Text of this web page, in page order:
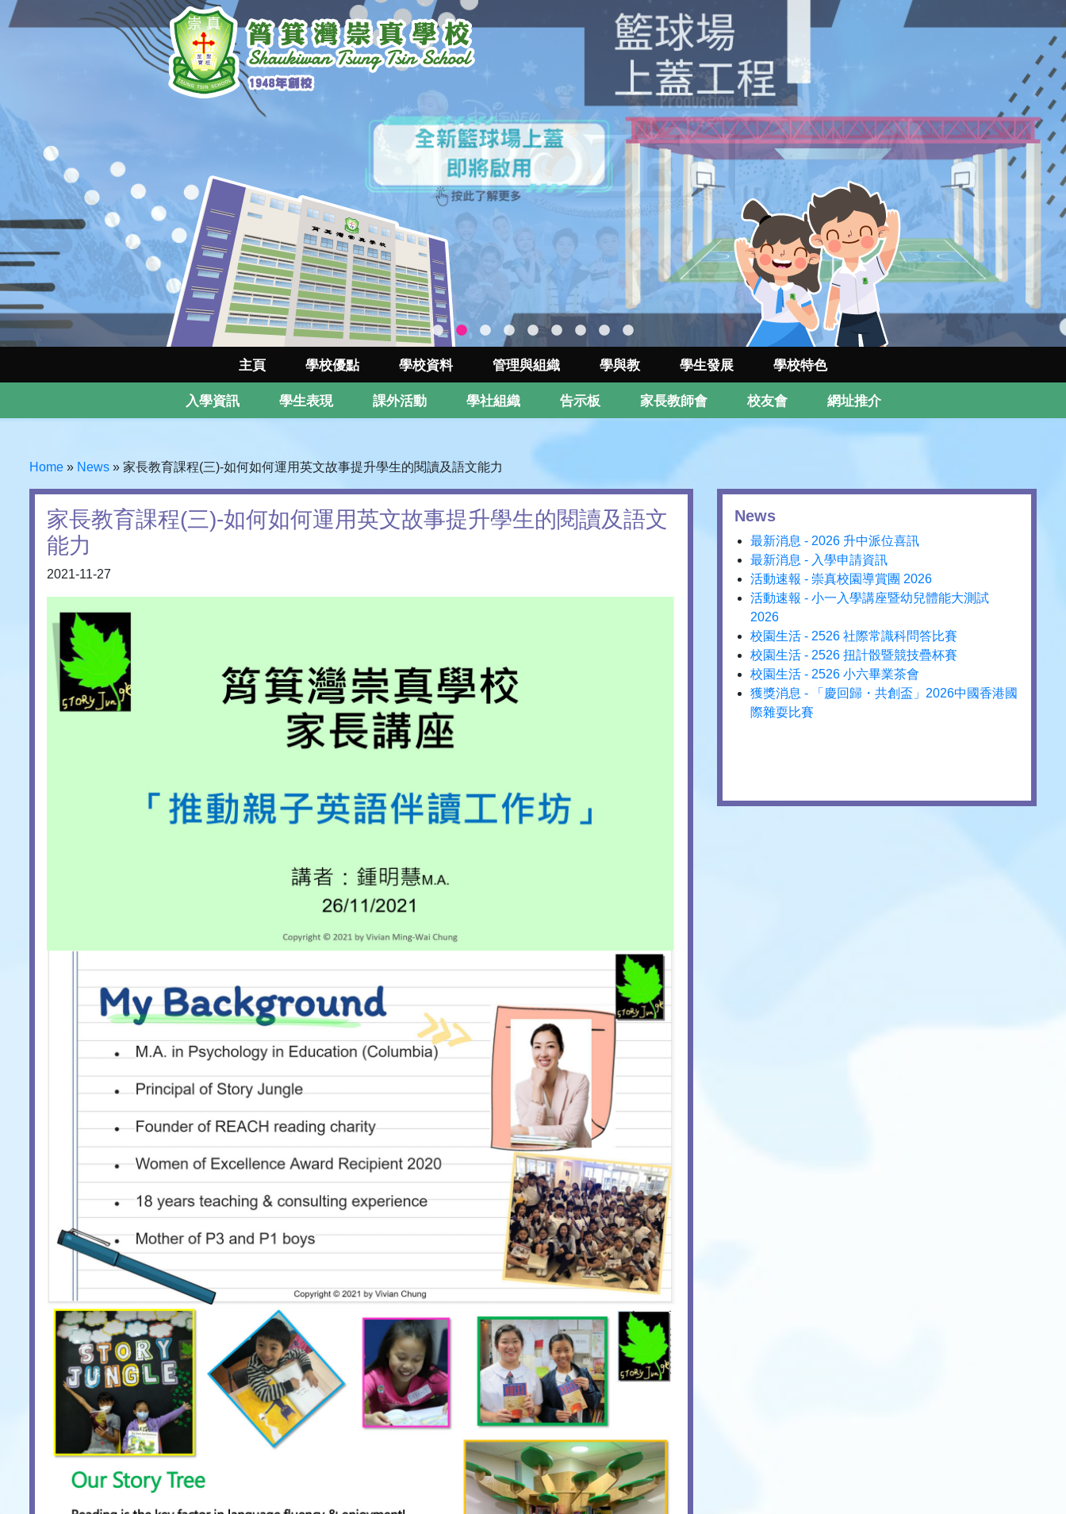
主頁 學校優點 學校資料 管理與組織 學與教 學生發展 學校特色
入學資訊 學生表現 課外活動 學社組織 告示板 家長教師會 校友會 網址推介
Home » News » 家長教育課程(三)-如何如何運用英文故事提升學生的閱讀及語文能力
家長教育課程(三)-如何如何運用英文故事提升學生的閱讀及語文
能力
2021-11-27
News
最新消息 - 2026 升中派位喜訊
最新消息 - 入學申請資訊
活動速報 - 崇真校園導賞團 2026
活動速報 - 小一入學講座暨幼兒體能大測試
2026
校園生活 - 2526 社際常識科問答比賽
校園生活 - 2526 扭計骰暨競技疊杯賽
校園生活 - 2526 小六畢業茶會
獲獎消息 - 「慶回歸・共創盃」2026中國香港國
際雜耍比賽